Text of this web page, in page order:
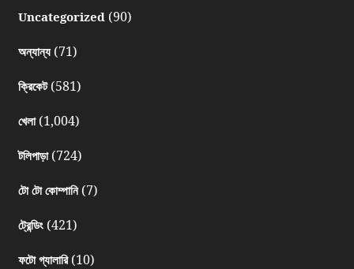
Uncategorized(90)
অন্যান্য(71)
ক্রিকেট(581)
খেলা(1,004)
টলিপাড়া(724)
টো টো কোম্পানি(7)
ট্রেন্ডিং(421)
ফটো গ্যালারি(10)